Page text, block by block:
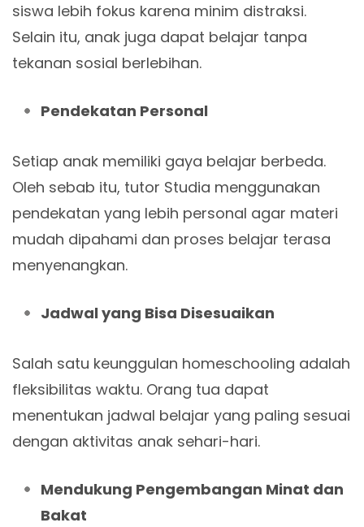
siswa lebih fokus karena minim distraksi.
Selain itu, anak juga dapat belajar tanpa
tekanan sosial berlebihan.
Pendekatan Personal
Setiap anak memiliki gaya belajar berbeda.
Oleh sebab itu, tutor Studia menggunakan
pendekatan yang lebih personal agar materi
mudah dipahami dan proses belajar terasa
menyenangkan.
Jadwal yang Bisa Disesuaikan
Salah satu keunggulan homeschooling adalah
fleksibilitas waktu. Orang tua dapat
menentukan jadwal belajar yang paling sesuai
dengan aktivitas anak sehari-hari.
Mendukung Pengembangan Minat dan
Bakat